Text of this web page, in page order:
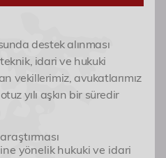
destek alınması
idari ve hukuki
vekillerimiz, avukatlarımız
yılı aşkın bir süredir
yönelik hukuki ve idari